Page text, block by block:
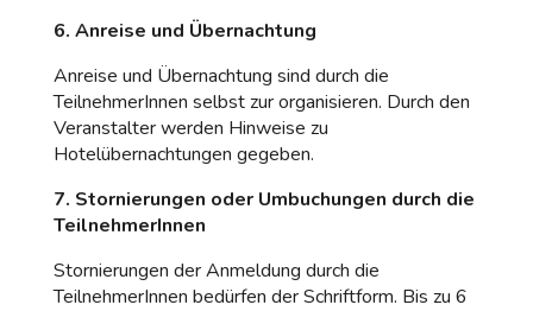
6. Anreise und Übernachtung
Anreise und Übernachtung sind durch die
TeilnehmerInnen selbst zur organisieren. Durch den
Veranstalter werden Hinweise zu
Hotelübernachtungen gegeben.
7. Stornierungen oder Umbuchungen durch die
TeilnehmerInnen
Stornierungen der Anmeldung durch die
TeilnehmerInnen bedürfen der Schriftform. Bis zu 6